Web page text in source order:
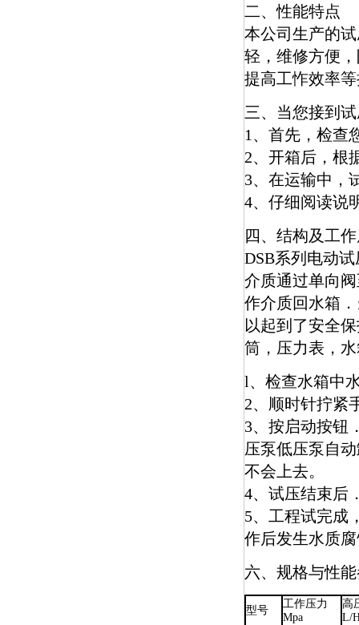
二、性能特点
本公司生产的
轻，维修方便
提高工怍效率
三、当您接到
1、首先，检查
2、开箱后，根
3、在运输中，
4、仔细阅读说
四、结构及工
DSB系列电动
介质通过单向
作介质回水箱
以起到了安全
筒，压力表，
l、检查水箱中
2、顺时针拧紧
3、按启动按钮
压泵低压泵自
不会上去。
4、试压结束后
5、工程试完成
作后发生水质
六、规格与性
型号
工作压力
Mpa
高
L/